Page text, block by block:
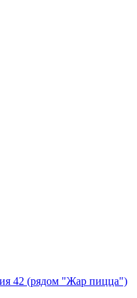
42 (рядом "Жар пицца")